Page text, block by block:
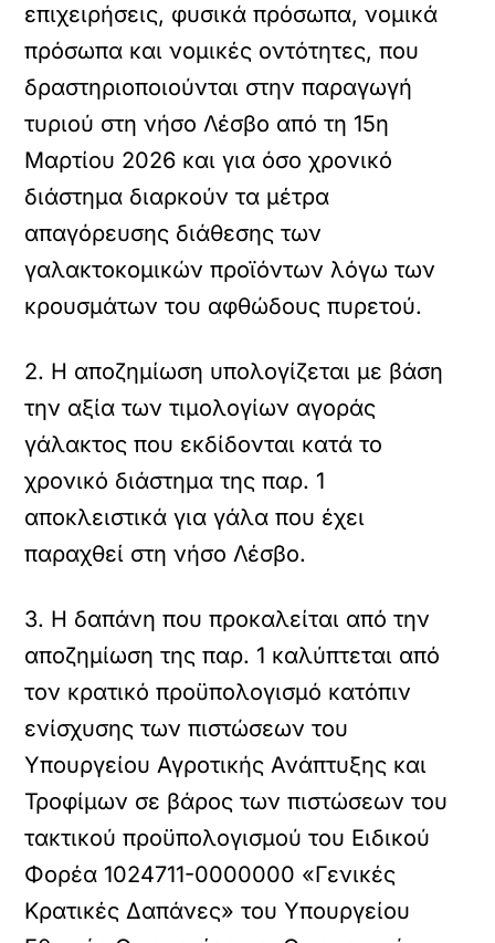
επιχειρήσεις, φυσικά πρόσωπα, νομικά
πρόσωπα και νομικές οντότητες, που
δραστηριοποιούνται στην παραγωγή
τυριού στη νήσο Λέσβο από τη 15η
Μαρτίου 2026 και για όσο χρονικό
διάστημα διαρκούν τα μέτρα
απαγόρευσης διάθεσης των
γαλακτοκομικών προϊόντων λόγω των
κρουσμάτων του αφθώδους πυρετού.
2. Η αποζημίωση υπολογίζεται με βάση
την αξία των τιμολογίων αγοράς
γάλακτος που εκδίδονται κατά το
χρονικό διάστημα της παρ. 1
αποκλειστικά για γάλα που έχει
παραχθεί στη νήσο Λέσβο.
3. Η δαπάνη που προκαλείται από την
αποζημίωση της παρ. 1 καλύπτεται από
τον κρατικό προϋπολογισμό κατόπιν
ενίσχυσης των πιστώσεων του
Υπουργείου Αγροτικής Ανάπτυξης και
Τροφίμων σε βάρος των πιστώσεων του
τακτικού προϋπολογισμού του Ειδικού
Φορέα 1024711-0000000 «Γενικές
Κρατικές Δαπάνες» του Υπουργείου